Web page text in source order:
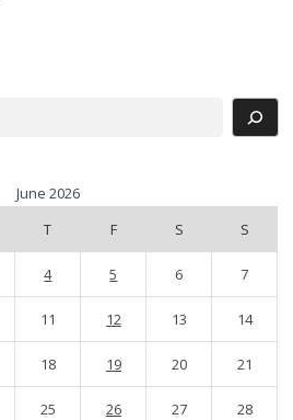
June 2026
T F S S
4 5 6 7
11 12 13 14
18 19 20 21
25 26 27 28